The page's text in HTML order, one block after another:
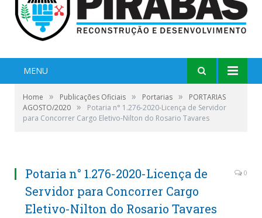
MENU
Home » Publicações Oficiais » Portarias »
PORTARIAS
AGOSTO/2020 »
Potaria n° 1.276-2020-Licença de Servidor
para Concorrer Cargo Eletivo-Nilton do Rosario Tavares
Potaria n° 1.276-2020-Licença de
Servidor para Concorrer Cargo
Eletivo-Nilton do Rosario Tavares
0